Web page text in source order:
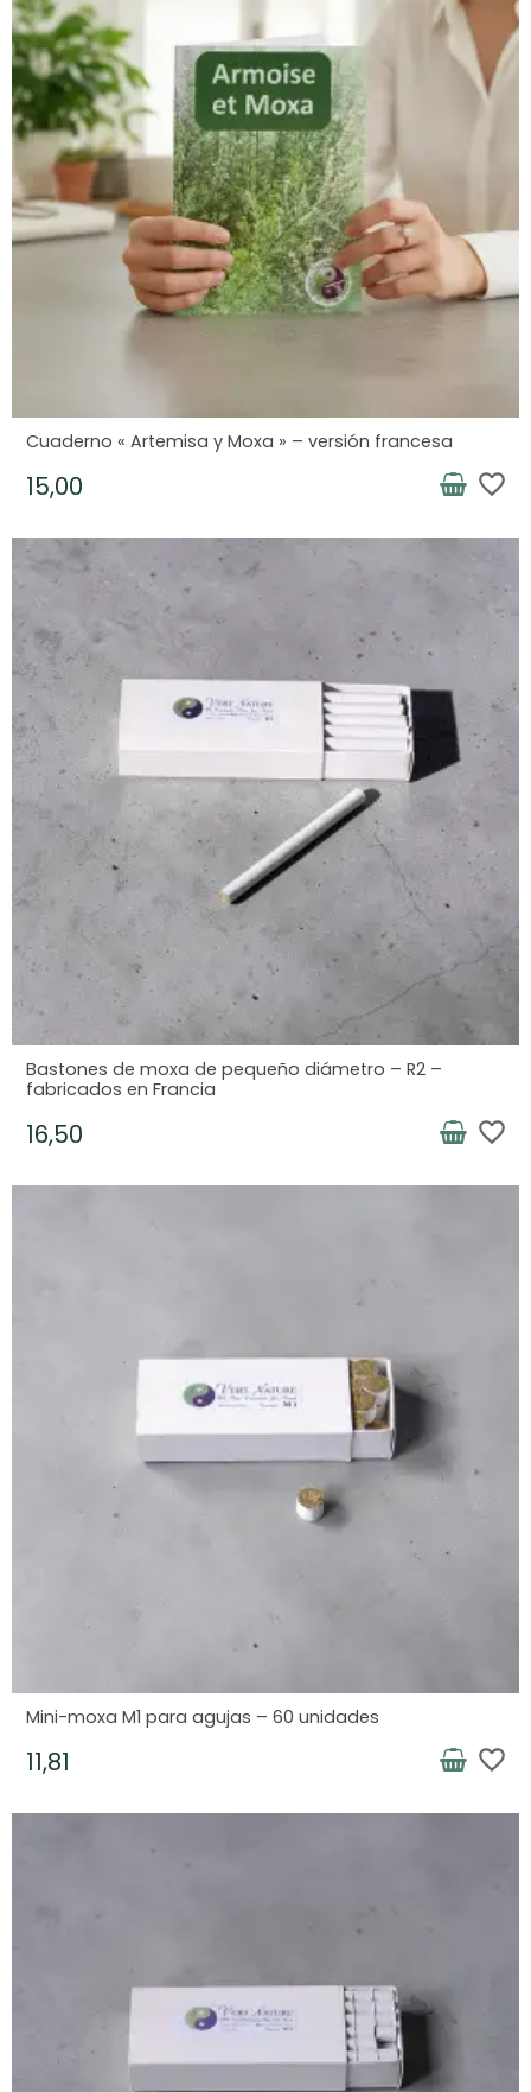
Cuaderno « Artemisa y Moxa » – versión francesa
15,00 favorite_border
Bastones de moxa de pequeño diámetro – R2 –
fabricados en Francia
16,50 favorite_border
Mini-moxa M1 para agujas – 60 unidades
11,81 favorite_border